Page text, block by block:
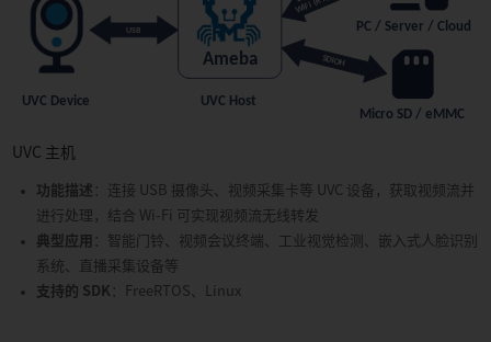
UVC 主机
功能描述 ：连接 USB 摄像头、视频采集卡等 UVC 设备，获取视频流并
进行处理，结合 Wi-Fi 可实现视频流无线转发
典型应用 ：智能门铃、视频会议终端、工业视觉检测、嵌入式人脸识别
系统、直播采集设备等
支持的 SDK ：FreeRTOS、Linux